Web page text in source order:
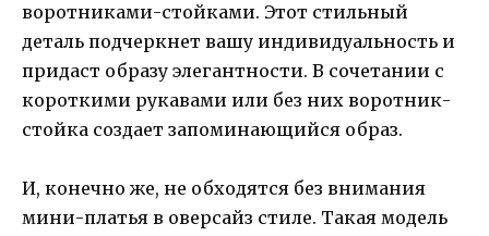
воротниками-стойками. Этот стильный
деталь подчеркнет вашу индивидуальность и
придаст образу элегантности. В сочетании с
короткими рукавами или без них воротник-
стойка создает запоминающийся образ.
И, конечно же, не обходятся без внимания
мини-платья в оверсайз стиле. Такая модель